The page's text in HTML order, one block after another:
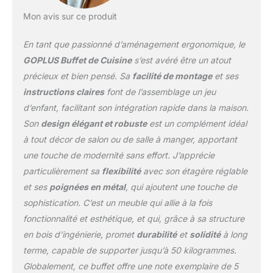
de rangement.
Durable : Fabriquée à
partir de planches
épaisses de haute
qualité, cette armoire est
déforme pas facilement
et a une forte capacité de
charge. De plus, les
poignées en métal, les
charnières renforcées et
les loquets magnétiques
facilitent l'ouverture et la
fermeture des portes de
l'armoire. Style Simple et
Élégant : Avec un look
moderne et des lignes
épurées, notre meuble
Mon avis sur ce produit
En tant que passionné d’aménagement ergonomique, le
GOPLUS Buffet de Cuisines’est avéré être un atout
précieux et bien pensé. Sa facilité de montageet ses
instructions clairesfont de l’assemblage un jeu
d’enfant, facilitant son intégration rapide dans la maison.
Son design élégant et robusteest un complément idéal
à tout décor de salon ou de salle à manger, apportant
une touche de modernité sans effort. J’apprécie
particulièrement sa flexibilitéavec son étagère réglable
et ses poignées en métal, qui ajoutent une touche de
sophistication. C’est un meuble qui allie à la fois
fonctionnalité et esthétique, et qui, grâce à sa structure
en bois d’ingénierie, promet durabilitéet soliditéà long
terme, capable de supporter jusqu’à 50 kilogrammes.
Globalement, ce buffet offre une note exemplaire de 5